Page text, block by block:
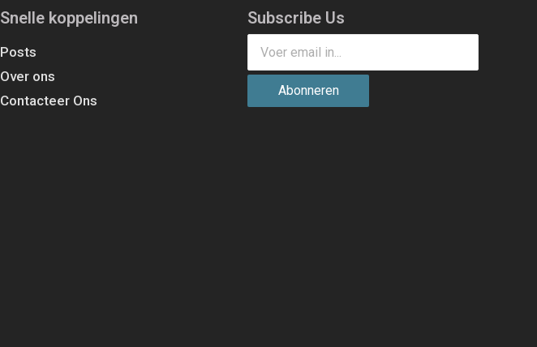
Snelle koppelingen
Posts
Over ons
Contacteer Ons
Subscribe Us
Abonneren